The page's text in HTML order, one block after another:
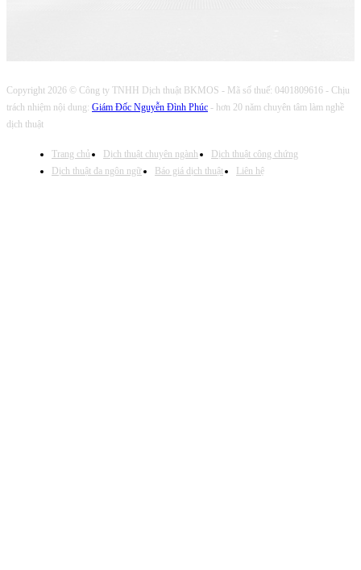
Copyright 2026 © Công ty TNHH Dịch thuật BKMOS - Mã số thuế: 0401809616 - Chịu
trách nhiệm nội dung: Giám Đốc Nguyễn Đình Phúc - hơn 20 năm chuyên tâm làm nghề
dịch thuật
Trang chủ Dịch thuật chuyên ngành
Dịch thuật công chứng
Dịch thuật đa ngôn ngữ
Báo giá dịch thuật Liên hệ